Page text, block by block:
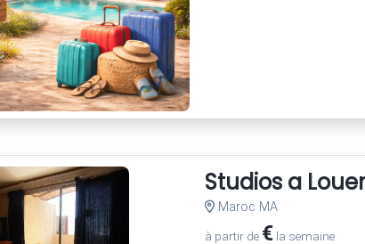
Studios a
Maroc MA
à partir de €la semaine